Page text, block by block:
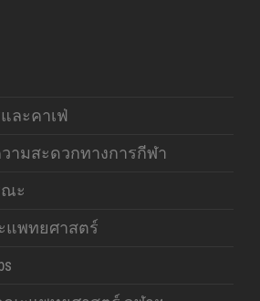
ละคาเฟ่
ามสะดวกทางการกีฬา
ะ
แพทยศาสตร์